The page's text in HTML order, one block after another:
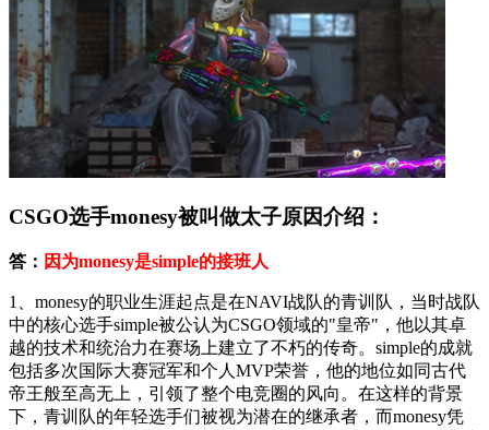
CSGO选手monesy被叫做太子原因介绍：
答： 因为monesy是simple的接班人
1、monesy的职业生涯起点是在NAVI战队的青训队，当时战队
中的核心选手simple被公认为CSGO领域的"皇帝"，他以其卓
越的技术和统治力在赛场上建立了不朽的传奇。simple的成就
包括多次国际大赛冠军和个人MVP荣誉，他的地位如同古代
帝王般至高无上，引领了整个电竞圈的风向。在这样的背景
下，青训队的年轻选手们被视为潜在的继承者，而monesy凭